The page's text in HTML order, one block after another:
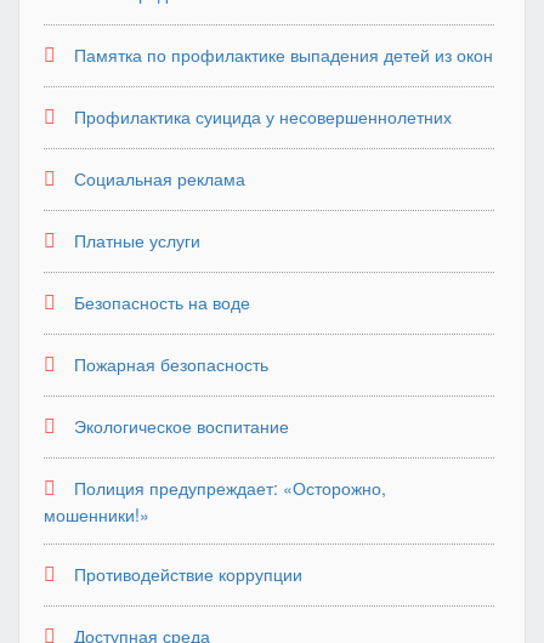
Памятка по профилактике выпадения детей из окон
Профилактика суицида у несовершеннолетних
Социальная реклама
Платные услуги
Безопасность на воде
Пожарная безопасность
Экологическое воспитание
Полиция предупреждает: «Осторожно,
мошенники!»
Противодействие коррупции
Доступная среда